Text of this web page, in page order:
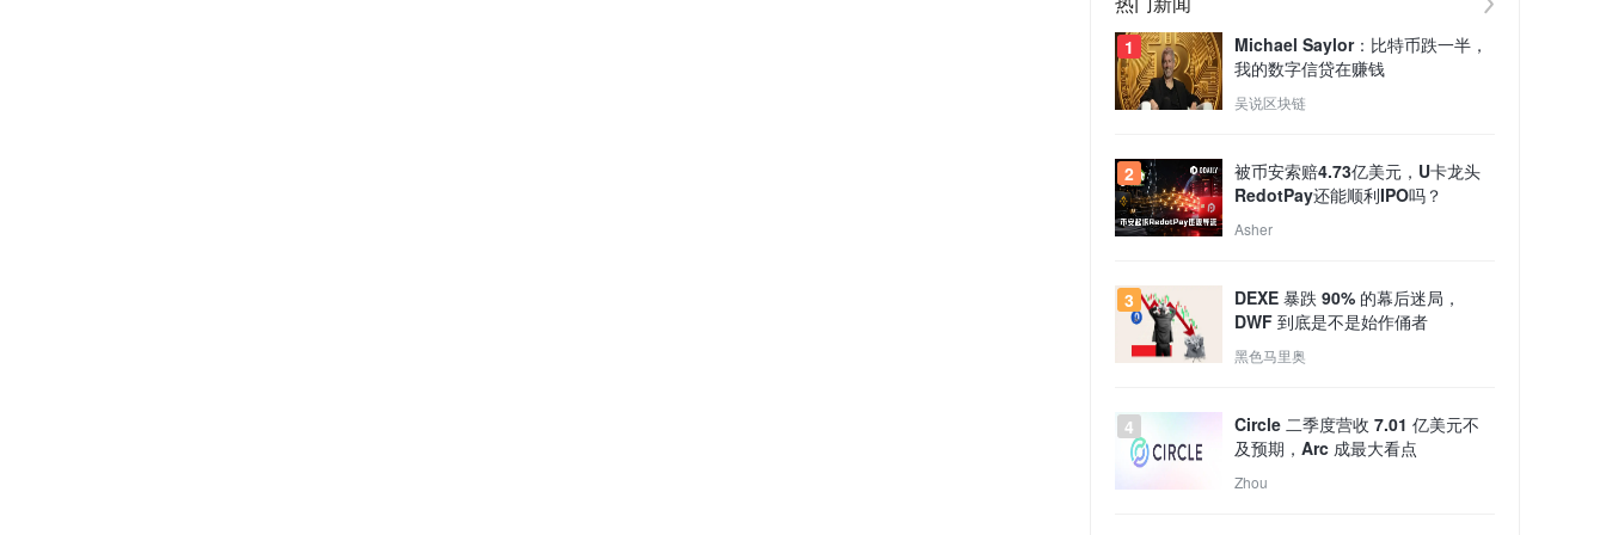
1
Michael Saylor：比特币跌一半，
我的数字信贷在赚钱
吴说区块链
2
被币安索赔4.73亿美元，U卡龙头
RedotPay还能顺利IPO吗？
Asher
3
DEXE 暴跌 90% 的幕后迷局，
DWF 到底是不是始作俑者
黑色马里奥
4
Circle 二季度营收 7.01 亿美元不
及预期，Arc 成最大看点
Zhou